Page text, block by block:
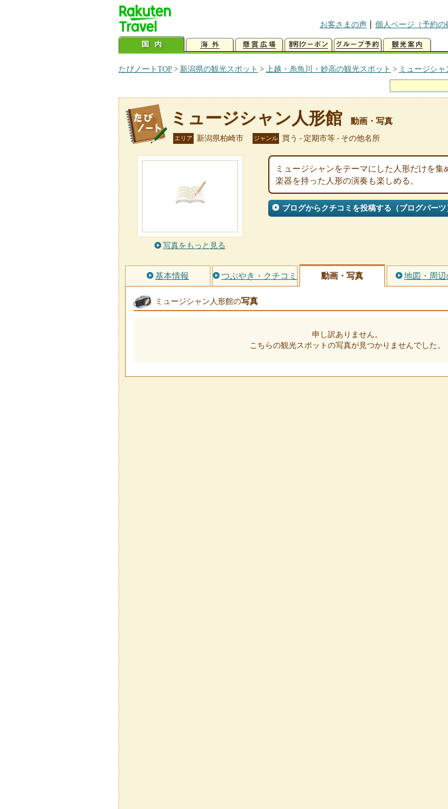
お客さまの声
個人ページ（予約の
たびノートTOP > 新潟県の観光スポット > 上越・糸魚川・妙高の観光スポット > ミュージシ
ミュージシャン人形館 動画・写真
エリア 新潟県柏崎市 ジャンル 買う - 定期市等 - その他名所
写真をもっと見る
ミュージシャンをテーマにした人形だけを集
楽器を持った人形の演奏も楽しめる。
ブログからクチコミを投稿する（ブログパーツ
基本情報 つぶやき・クチコミ 動画・写真 地図・周辺
ミュージシャン人形館の写真
申し訳ありません。
こちらの観光スポットの写真が見つかりませんでした。